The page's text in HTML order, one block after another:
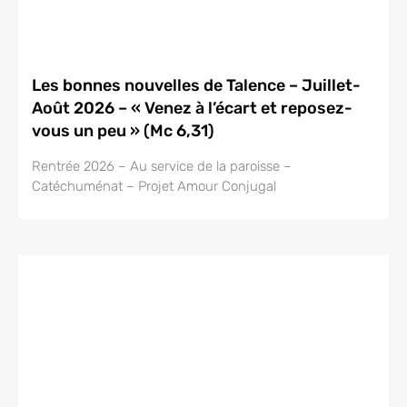
Les bonnes nouvelles de Talence – Juillet-
Août 2026 – « Venez à l’écart et reposez-
vous un peu » (Mc 6,31)
Rentrée 2026 – Au service de la paroisse –
Catéchuménat – Projet Amour Conjugal